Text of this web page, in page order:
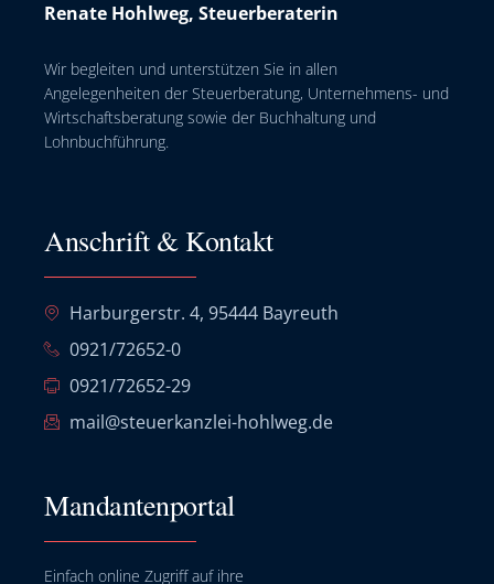
Renate Hohlweg, Steuerberaterin
Wir begleiten und unterstützen Sie in allen
Angelegenheiten der Steuerberatung, Unternehmens- und
Wirtschaftsberatung sowie der Buchhaltung und
Lohnbuchführung.
Anschrift & Kontakt
Harburgerstr. 4, 95444 Bayreuth
0921/72652-0
0921/72652-29
mail@steuerkanzlei-hohlweg.de
Mandantenportal
Einfach online Zugriff auf ihre